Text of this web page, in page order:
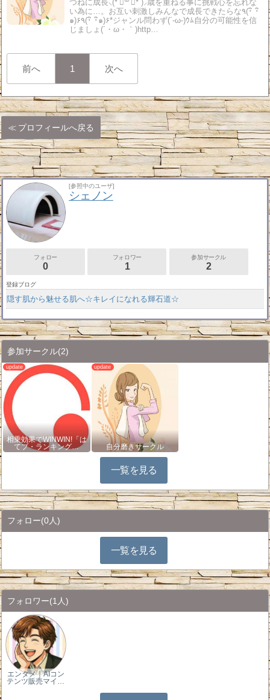
つねに成長⸜(* ॑꒳ ॑* )⸝歳を重ねる事に挑戦心を忘れな
い為に…。お互い刺激しみんなで成長できたらな٩(･ิ ･ิ
๑)۶٩(･ิ ･ิ๑)۶*ジャンル問わず(´-ω-)ｳﾑ自分の可能性を信
じましょ(´・ω・｀)http…
前へ 1 次へ
プロフィールへ戻る
[参照中のユーザ]
シェノン
フォロー
0
フォロワー
1
参加サークル
2
登録ブログ
隠す肌から魅せる肌へ☆キレイになれる輝石道☆
参加サークル(2)
相乗効果でWINWIN!「は
てブ・ランキング…
自分磨きサークル
一覧を見る
フォロー(0人)
一覧を見る
フォロワー(1人)
エンタメ｜AIコン
テンツ販売マイ…